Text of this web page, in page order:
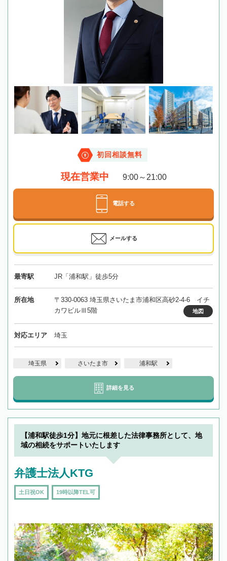
初回相談無料
現在営業中 9:00～21:00
電話する
メールする
最寄駅 JR「浦和駅」徒歩5分
所在地
〒330-0063 埼玉県さいたま市浦和区高砂2-4-6 イチ
カワビルⅢ5階
地図
対応エリア 埼玉
埼玉県 さいたま市 浦和駅
詳細を見る
【浦和駅徒歩1分】地元に根差した法律事務所として、地
域の相続をサポートいたします
弁護士法人KTG
土日祝OK 19時以降TEL可